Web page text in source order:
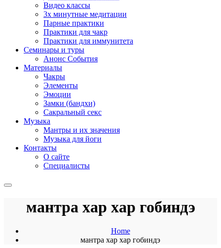
Видео классы
3х минутные медитации
Парные практики
Практики для чакр
Практики для иммунитета
Семинары и туры
Анонс События
Материалы
Чакры
Элементы
Эмоции
Замки (бандхи)
Сакральный секс
Музыка
Мантры и их значения
Музыка для йоги
Контакты
О сайте
Специалисты
мантра хар хар гобиндэ
Home
мантра хар хар гобиндэ